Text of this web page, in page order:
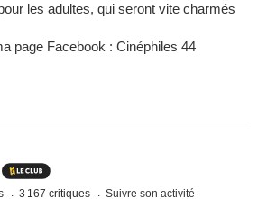
les adultes, qui seront vite charmés
page Facebook : Cinéphiles 44
3 167 critiques Suivre son activité